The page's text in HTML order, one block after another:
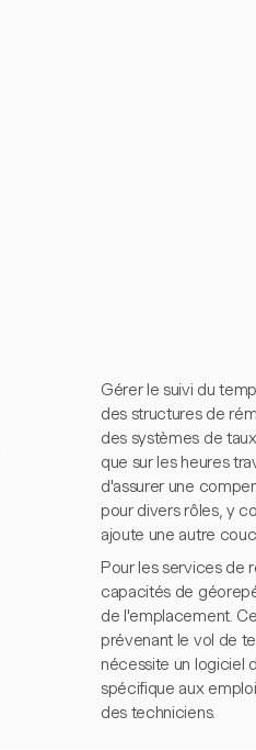
Gérer le suivi du
des structures de
des systèmes de
que sur les heures
d'assurer une
pour divers rôles, y
ajoute une autre
Pour les services de
capacités de
de l'emplacement.
prévenant le vol de
nécessite un logiciel
spécifique aux
des techniciens.